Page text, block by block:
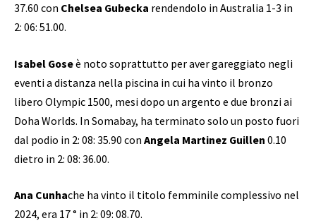
37.60 con Chelsea Gubecka rendendolo in Australia 1-3 in
2: 06: 51.00.
Isabel Goseè noto soprattutto per aver gareggiato negli
eventi a distanza nella piscina in cui ha vinto il bronzo
libero Olympic 1500, mesi dopo un argento e due bronzi ai
Doha Worlds. In Somabay, ha terminato solo un posto fuori
dal podio in 2: 08: 35.90 con Angela Martinez Guillen 0.10
dietro in 2: 08: 36.00.
Ana Cunhache ha vinto il titolo femminile complessivo nel
2024, era 17 ° in 2: 09: 08.70.